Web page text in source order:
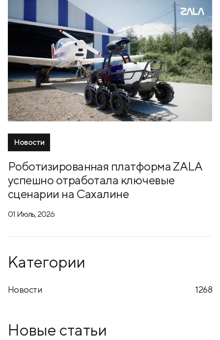
Новости
Роботизированная платформа ZALA
успешно отработала ключевые
сценарии на Сахалине
01 Июль, 2026
Категории
Новости 1268
Новые статьи